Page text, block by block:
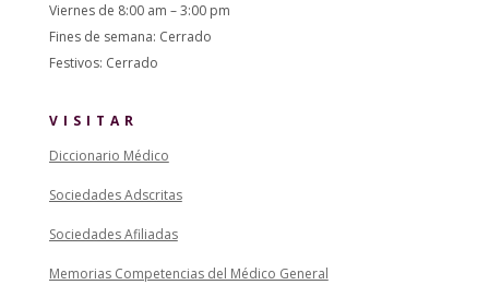
Viernes de 8:00 am – 3:00 pm
Fines de semana: Cerrado
Festivos: Cerrado
VISITAR
Diccionario Médico
Sociedades Adscritas
Sociedades Afiliadas
Memorias Competencias del Médico General